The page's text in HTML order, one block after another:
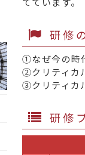
研修
①なぜ今の時
②クリティカ
③クリティカ
研修